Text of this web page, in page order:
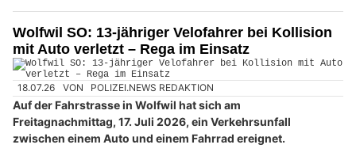
Wolfwil SO: 13-jähriger Velofahrer bei Kollision
mit Auto verletzt – Rega im Einsatz
18.07.26 VON POLIZEI.NEWS REDAKTION
Auf der Fahrstrasse in Wolfwil hat sich am
Freitagnachmittag, 17. Juli 2026, ein Verkehrsunfall
zwischen einem Auto und einem Fahrrad ereignet.